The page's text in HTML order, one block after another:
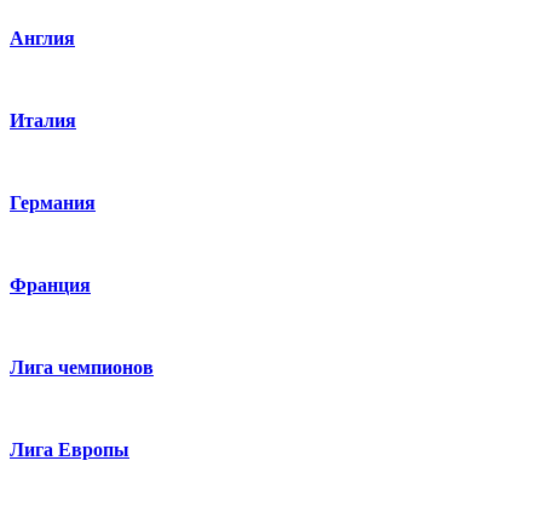
Англия
Италия
Германия
Франция
Лига чемпионов
Лига Европы